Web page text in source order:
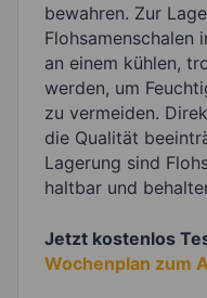
bewahren. Zur
Flohsamenschalen
an einem kühlen,
werden, um
zu vermeiden.
die Qualität
Lagerung sind
haltbar und
Jetzt kostenlos
Wochenplan zum